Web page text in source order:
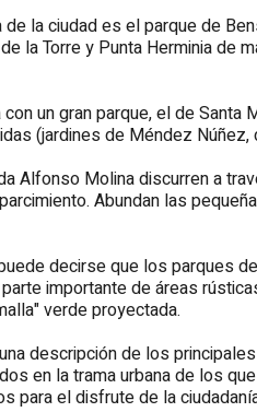
de la ciudad es el parque de
la Torre y Punta Herminia de
un gran parque, el de
(jardines de Méndez Núñez,
Alfonso Molina discurren a
Abundan las
decirse que los parques
importante de áreas
verde proyectada.
descripción de los
en la trama urbana de los
para el disfrute de la